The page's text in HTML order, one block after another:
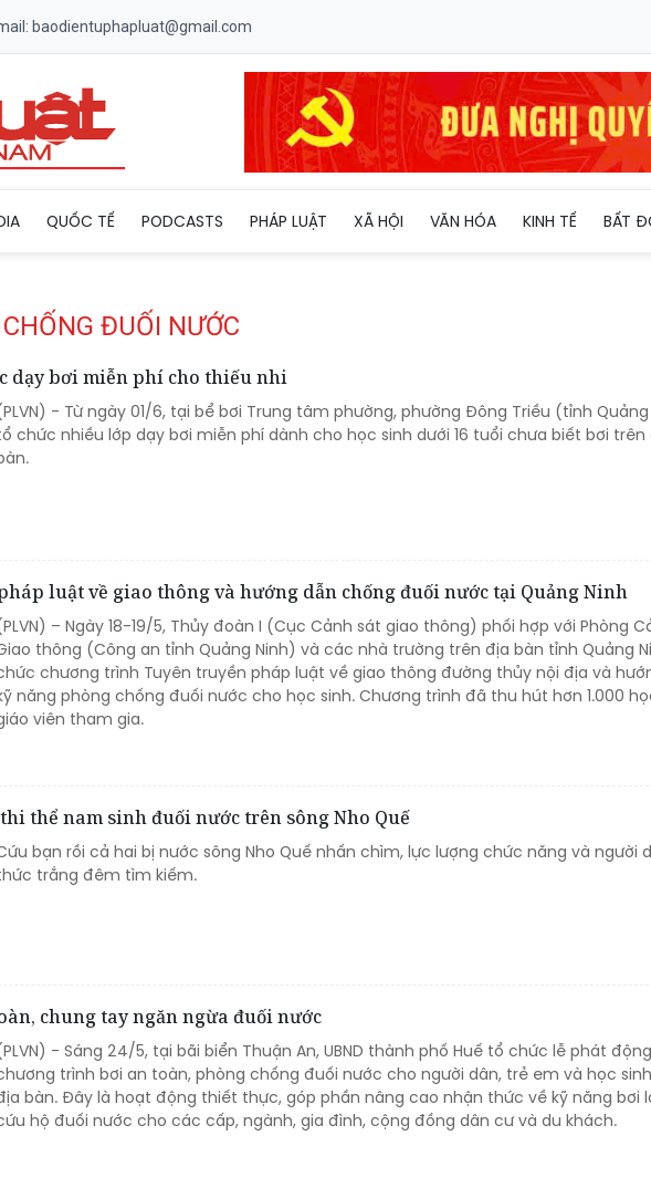
baodientuphapluat@gmail.com
QUỐC TẾ PODCASTS PHÁP LUẬT XÃ HỘI VĂN HÓA KINH TẾ BẤT
ĐUỐI NƯỚC
dạy bơi miễn phí cho thiếu nhi
- Từ ngày 01/6, tại bể bơi Trung tâm phường, phường Đông Triều (tỉnh Quảng
chức nhiều lớp dạy bơi miễn phí dành cho học sinh dưới 16 tuổi chưa biết bơi trên
luật về giao thông và hướng dẫn chống đuối nước tại Quảng Ninh
– Ngày 18-19/5, Thủy đoàn I (Cục Cảnh sát giao thông) phối hợp với Phòng
thông (Công an tỉnh Quảng Ninh) và các nhà trường trên địa bàn tỉnh Quảng
chương trình Tuyên truyền pháp luật về giao thông đường thủy nội địa và
năng phòng chống đuối nước cho học sinh. Chương trình đã thu hút hơn 1.000
viên tham gia.
thể nam sinh đuối nước trên sông Nho Quế
bạn rồi cả hai bị nước sông Nho Quế nhấn chìm, lực lượng chức năng và người
trắng đêm tìm kiếm.
chung tay ngăn ngừa đuối nước
- Sáng 24/5, tại bãi biển Thuận An, UBND thành phố Huế tổ chức lễ phát động
trình bơi an toàn, phòng chống đuối nước cho người dân, trẻ em và học
bàn. Đây là hoạt động thiết thực, góp phần nâng cao nhận thức về kỹ năng bơi
hộ đuối nước cho các cấp, ngành, gia đình, cộng đồng dân cư và du khách.